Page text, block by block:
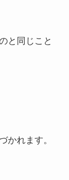
と同じこと
かれます。